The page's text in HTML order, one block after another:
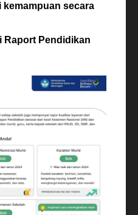
secara
Raport Pendidikan